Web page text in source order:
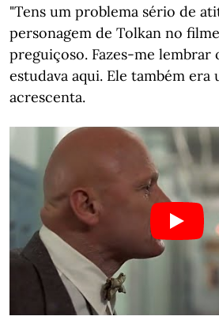
"Tens um problema sério de
personagem de Tolkan no
preguiçoso. Fazes-me lembrar
estudava aqui. Ele também era
acrescenta.